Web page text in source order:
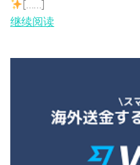
[……]
继续阅读